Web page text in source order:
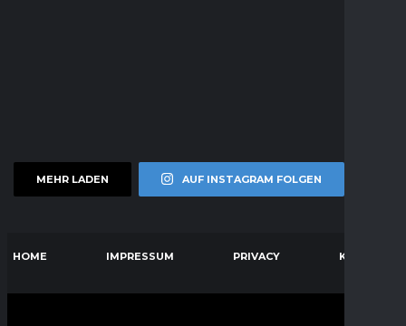
MEHR LADEN AUF INSTAGRAM FOLGEN
HOME IMPRESSUM PRIVACY KONTAKT